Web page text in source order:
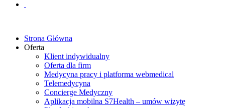
Strona Główna
Oferta
Klient indywidualny
Oferta dla firm
Medycyna pracy i platforma webmedical
Telemedycyna
Concierge Medyczny
Aplikacja mobilna S7Health – umów wizytę